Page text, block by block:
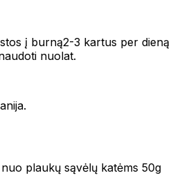
į burną2-3 kartus per dieną
nuolat.
plaukų sąvėlų katėms 50g